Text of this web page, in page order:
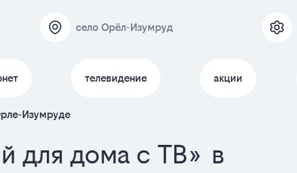
село Орёл-Изумруд
телевидение акции
Изумруде
для дома с ТВ» в